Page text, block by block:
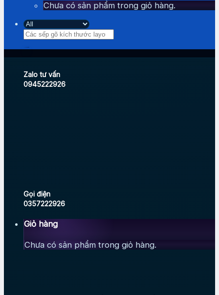
Zalo tư vấn
0945222926
Gọi điện
0357222926
Giỏ hàng
Chưa có sản phẩm trong giỏ hàng.
Chưa có sản phẩm trong giỏ hàng.
Tìm
kiếm: